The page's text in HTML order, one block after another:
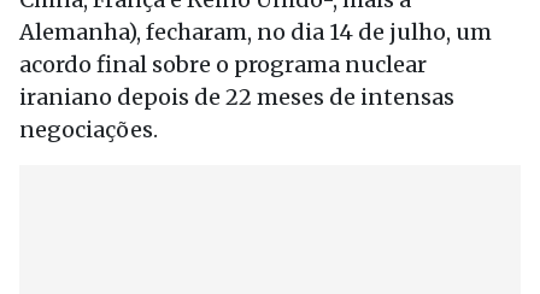
Alemanha), fecharam, no dia 14 de julho, um
acordo final sobre o programa nuclear
iraniano depois de 22 meses de intensas
negociações.